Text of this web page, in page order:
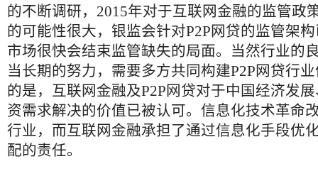
的不断调研，2015年对于互联网金融的监管政
的可能性很大，银监会针对P2P网贷的监管架
市场很快会结束监管缺失的局面。当然行业的
当长期的努力，需要多方共同构建P2P网贷行
的是，互联网金融及P2P网贷对于中国经济发
资需求解决的价值已被认可。信息化技术革命
行业，而互联网金融承担了通过信息化手段优
配的责任。